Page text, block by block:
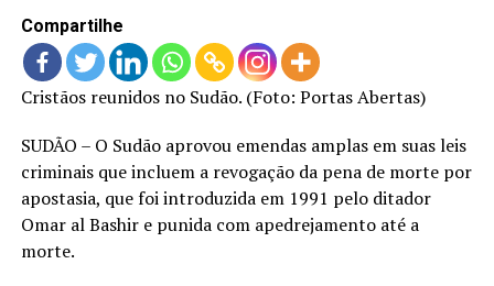
Compartilhe
Cristãos reunidos no Sudão. (Foto: Portas Abertas)
SUDÃO – O Sudão aprovou emendas amplas em suas leis
criminais que incluem a revogação da pena de morte por
apostasia, que foi introduzida em 1991 pelo ditador
Omar al Bashir e punida com apedrejamento até a
morte.